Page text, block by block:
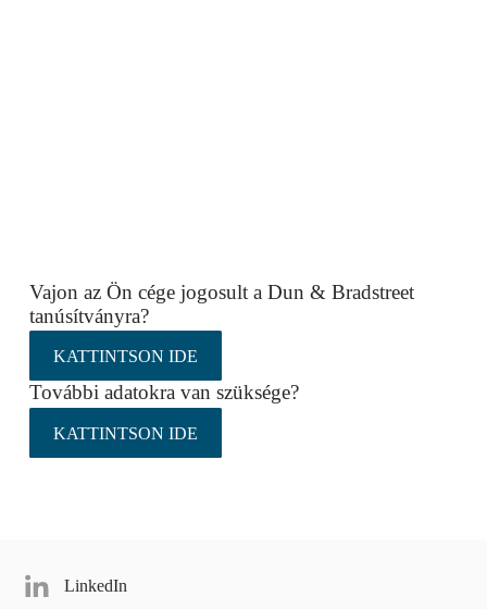
Vajon az Ön cége jogosult a Dun & Bradstreet
tanúsítványra?
KATTINTSON IDE
További adatokra van szüksége?
KATTINTSON IDE
LinkedIn